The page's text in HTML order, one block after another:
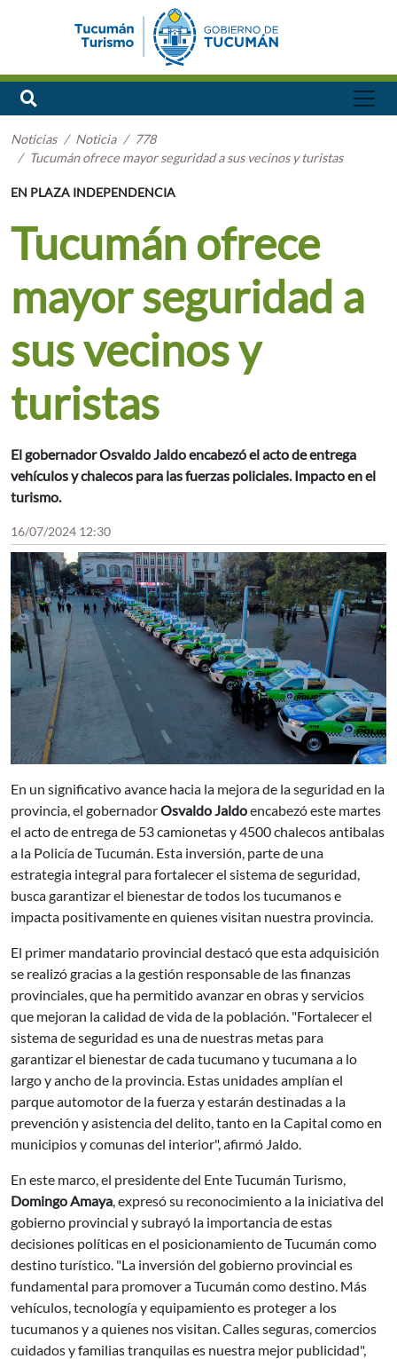
Noticias Noticia
778
Tucumán ofrece mayor seguridad a sus vecinos y turistas
EN PLAZA INDEPENDENCIA
Tucumán ofrece
mayor seguridad a
sus vecinos y
turistas
El gobernador Osvaldo Jaldo encabezó el acto de entrega
vehículos y chalecos para las fuerzas policiales. Impacto en el
turismo.
16/07/2024 12:30
En un significativo avance hacia la mejora de la seguridad en la
provincia, el gobernadorOsvaldo Jaldoencabezó este martes
el acto de entrega de 53 camionetas y 4500 chalecos antibalas
a la Policía de Tucumán. Esta inversión, parte de una
estrategia integral para fortalecer el sistema de seguridad,
busca garantizar el bienestar de todos los tucumanos e
impacta positivamente en quienes visitan nuestra provincia.
El primer mandatario provincial destacó que esta adquisición
se realizó gracias a la gestión responsable de las finanzas
provinciales, que ha permitido avanzar en obras y servicios
que mejoran la calidad de vida de la población. "Fortalecer el
sistema de seguridad es una de nuestras metas para
garantizar el bienestar de cada tucumano y tucumana a lo
largo y ancho de la provincia. Estas unidades amplían el
parque automotor de la fuerza y estarán destinadas a la
prevención y asistencia del delito, tanto en la Capital como en
municipios y comunas del interior", afirmó Jaldo.
En este marco, el presidente del Ente Tucumán Turismo,
Domingo Amaya, expresó su reconocimiento a la iniciativa del
gobierno provincial y subrayó la importancia de estas
decisiones políticas en el posicionamiento de Tucumán como
destino turístico. "La inversión del gobierno provincial es
fundamental para promover a Tucumán como destino. Más
vehículos, tecnología y equipamiento es proteger a los
tucumanos y a quienes nos visitan. Calles seguras, comercios
cuidados y familias tranquilas es nuestra mejor publicidad",